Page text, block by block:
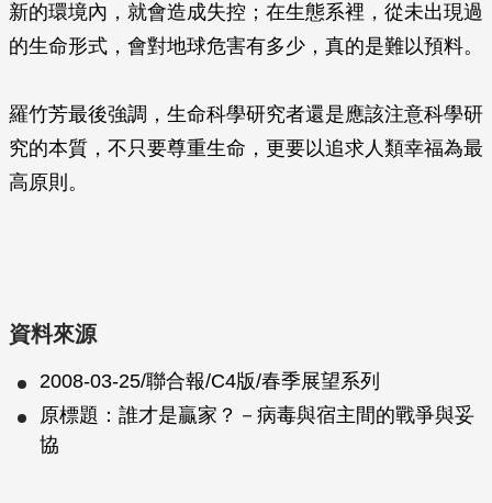
新的環境內，就會造成失控；在生態系裡，從未出現過
的生命形式，會對地球危害有多少，真的是難以預料。
羅竹芳最後強調，生命科學研究者還是應該注意科學研
究的本質，不只要尊重生命，更要以追求人類幸福為最
高原則。
資料來源
2008-03-25/聯合報/C4版/春季展望系列
原標題：誰才是贏家？－病毒與宿主間的戰爭與妥
協